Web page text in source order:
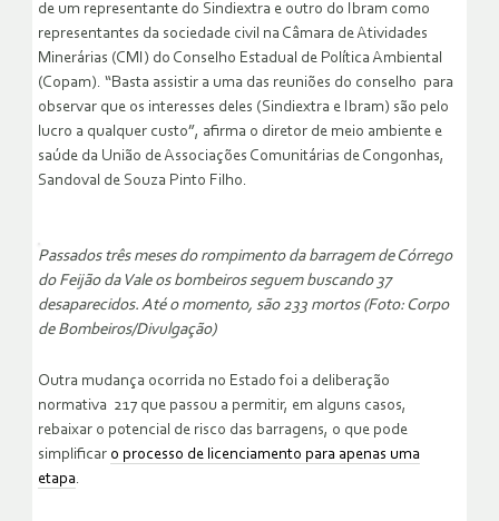
de um representante do Sindiextra e outro do Ibram como
representantes da sociedade civil na Câmara de Atividades
Minerárias (CMI) do Conselho Estadual de Política Ambiental
(Copam). “Basta assistir a uma das reuniões do conselho para
observar que os interesses deles (Sindiextra e Ibram) são pelo
lucro a qualquer custo”, afirma o diretor de meio ambiente e
saúde da União de Associações Comunitárias de Congonhas,
Sandoval de Souza Pinto Filho.
Passados três meses do rompimento da barragem de Córrego
do Feijão da Vale os bombeiros seguem buscando 37
desaparecidos. Até o momento, são 233 mortos (Foto: Corpo
de Bombeiros/Divulgação)
Outra mudança ocorrida no Estado foi a deliberação
normativa 217 que passou a permitir, em alguns casos,
rebaixar o potencial de risco das barragens, o que pode
simplificar o processo de licenciamento para apenas uma
etapa.